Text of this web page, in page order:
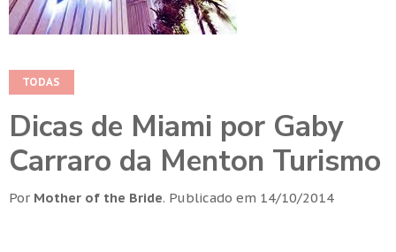
TODAS
Dicas de Miami por Gaby
Carraro da Menton Turismo
Por Mother of the Bride. Publicado em 14/10/2014